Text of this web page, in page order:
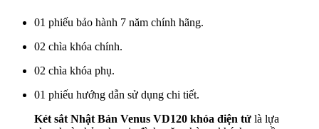
01 phiếu bảo hành 7 năm chính hãng.
02 chìa khóa chính.
02 chìa khóa phụ.
01 phiếu hướng dẫn sử dụng chi tiết.
Két sắt Nhật Bản Venus VD120 khóa điện tử là lựa